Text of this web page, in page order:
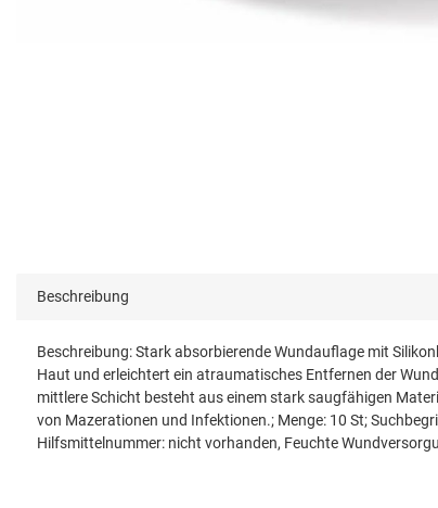
Beschreibung
Beschreibung: Stark absorbierende Wundauflage mit
Haut und erleichtert ein atraumatisches Entfernen der
mittlere Schicht besteht aus einem stark saugfähigen
von Mazerationen und Infektionen.; Menge: 10 St;
Hilfsmittelnummer: nicht vorhanden, Feuchte